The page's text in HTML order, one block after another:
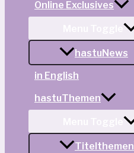
Online Exclusives
hastuNews
in English
hastuThemen
Titelthemen